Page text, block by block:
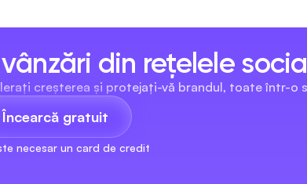
din rețelele
creșterea și protejați-vă brandul, toate într-o
Încearcă gratuit
necesar un card de credit